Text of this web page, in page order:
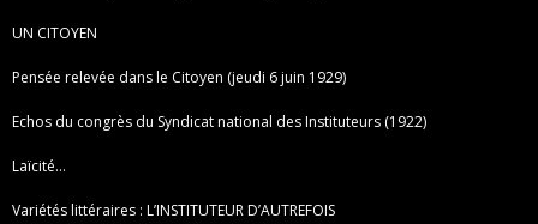
UN CITOYEN
Pensée relevée dans le Citoyen (jeudi 6 juin 1929)
Echos du congrès du Syndicat national des Instituteurs (1922)
Laïcité…
Variétés littéraires : L’INSTITUTEUR D’AUTREFOIS